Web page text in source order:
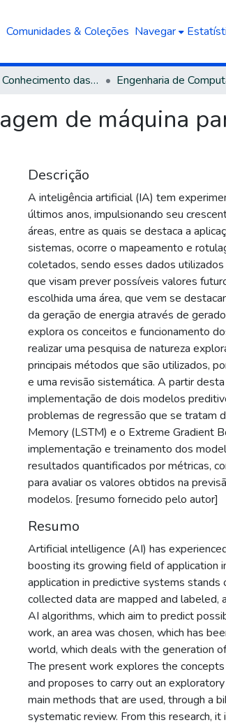
Comunidades & Coleções Navegar
Área do Conhecimento das Engenharias
de máquina
Descrição
A inteligência artificial (IA) tem
últimos anos, impulsionando seu
áreas, entre as quais se destaca a
sistemas, ocorre o mapeamento e
coletados, sendo esses dados
que visam prever possíveis valores
escolhida uma área, que vem se
da geração de energia através de
explora os conceitos e funcionamento
realizar uma pesquisa de natureza
principais métodos que são utilizados,
e uma revisão sistemática. A partir
implementação de dois modelos
problemas de regressão que se tratam
Memory (LSTM) e o Extreme Gradient
implementação e treinamento dos
resultados quantificados por métricas,
para avaliar os valores obtidos na
modelos. [resumo fornecido pelo autor]
Resumo
Artificial intelligence (AI) has
boosting its growing field of application
application in predictive systems
collected data are mapped and labeled,
AI algorithms, which aim to predict
work, an area was chosen, which has
world, which deals with the generation
The present work explores the
and proposes to carry out an
main methods that are used, through a
systematic review. From this research,